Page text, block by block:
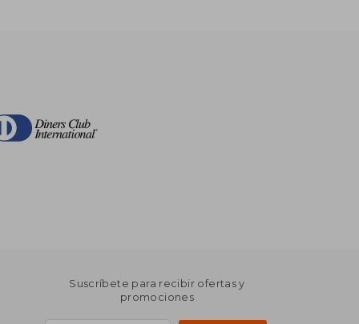
Suscríbete para recibir ofertas y
promociones